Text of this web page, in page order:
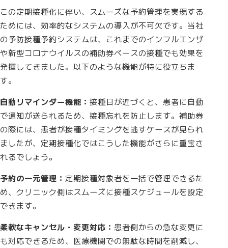
この定期接種化に伴い、スムーズな予約管理を実現する
ためには、効率的なシステムの導入が不可欠です。当社
の予防接種予約システムは、これまでのインフルエンザ
や新型コロナウイルスの補助券ベースの接種でも効果を
発揮してきました。以下のような機能が特に役立ちま
す。
自動リマインダー機能： 接種日が近づくと、患者に自動
で通知が送られるため、接種忘れを防止します。補助券
の際には、患者が接種タイミングを逃すケースが見られ
ましたが、定期接種化ではこうした機能がさらに重宝さ
れるでしょう。
予約の一元管理： 定期接種対象者を一括で管理できるた
め、クリニック側はスムーズに接種スケジュールを設定
できます。
柔軟なキャンセル・変更対応： 患者側からの急な変更に
も対応できるため、医療機関での無駄な時間を削減し、